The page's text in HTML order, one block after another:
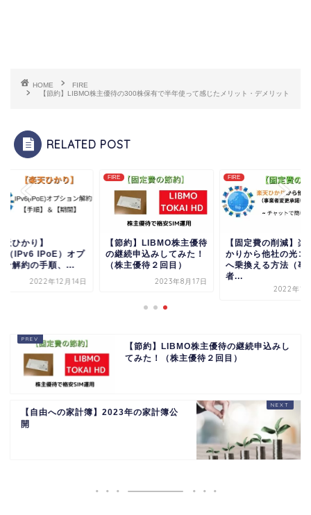
HOME
FIRE
【節約】LIBMO株主優待の300株保有で半年使って感じたメリット・デメリット
RELATED POST
ひかり】
（IPv6 IPoE）オプ
ン解約の手順、...
2022年12月14日
FIRE
【節約】LIBMO株主優待
の継続申込みしてみた！
（株主優待２回目）
2023年8月17日
FIRE
【固定費の削減】楽
かりから他社の光コ
へ乗換える方法（事
者...
2022年12
【節約】LIBMO株主優待の継続申込みし
てみた！（株主優待２回目）
【自由への家計簿】2023年の家計簿公
開